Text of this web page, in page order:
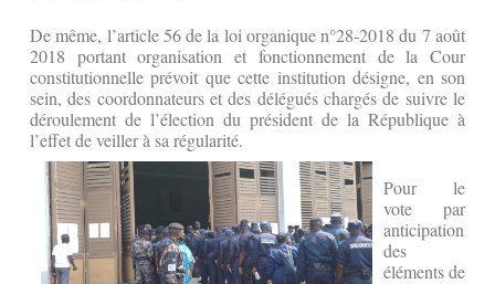
De même, l’article 56 de la loi organique n°28-2018 du 7 août
2018 portant organisation et fonctionnement de la Cour
constitutionnelle prévoit que cette institution désigne, en son
sein, des coordonnateurs et des délégués chargés de suivre le
déroulement de l’élection du président de la République à
l’effet de veiller à sa régularité.
Pour le
vote par
anticipation
des
éléments de